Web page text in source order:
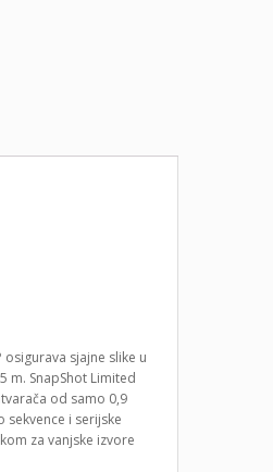
sjajne slike u
m. SnapShot Limited
od samo 0,9
i serijske
za vanjske izvore